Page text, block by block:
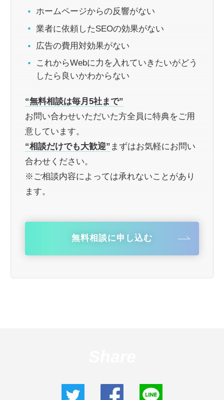
ホームページからの反響がない
業者に依頼したSEOの効果がない
広告の費用対効果がない
これからWebに力を入れていきたいがどう
したら良いかわからない
“無料相談は毎月5社まで”
お問い合わせいただいた方全員に特典をご用
意しています。
“相談だけでも大歓迎”まずはお気軽にお問い
合わせください。
※ご相談内容によっては承れないことがあり
ます。
無料相談に申し込む